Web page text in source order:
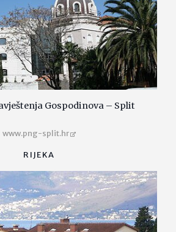
Gospodinova – Split
www.png-split.hr
RIJEKA